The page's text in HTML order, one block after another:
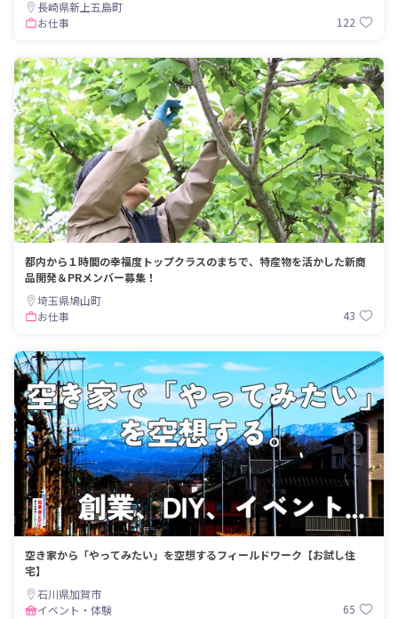
長崎県新上五島町
お仕事
122
都内から１時間の幸福度トップクラスのまちで、特産物を活かした新商
品開発＆PRメンバー募集！
埼玉県鳩山町
お仕事
43
空き家から「やってみたい」を空想するフィールドワーク【お試し住
宅】
石川県加賀市
イベント・体験
65